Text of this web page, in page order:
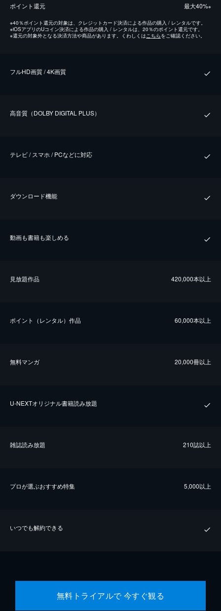
ポイント還元 最⼤40%※
※40％ポイント還元の対象は、クレジットカード決済による作品の購入 / レンタルです。
※iOSアプリのUコイン決済による作品の購入 / レンタルは、20％のポイント還元です。
※還元の対象外となる決済方法や商品があります。くわしくはこちらをご確認ください。
フルHD画質 / 4K画質
⾼⾳質（DOLBY DIGITAL PLUS）
テレビ / スマホ / PCなどに対応
ダウンロード機能
動画も書籍も楽しめる
⾒放題作品 420,000本以上
ポイント（レンタル）作品 60,000本以上
無料マンガ 20,000冊以上
U-NEXTオリジナル書籍読み放題
雑誌読み放題 210誌以上
プロが選ぶおすすめ特集 5,000以上
いつでも解約できる
無料トライアルで 今すぐ観る